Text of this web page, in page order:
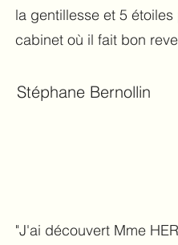
la gentillesse et 5
cabinet où il fait bon
Stéphane Bernollin
"J'ai découvert Mme